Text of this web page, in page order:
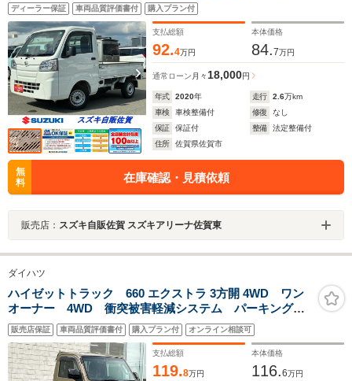
ディーラー保証 車両品質評価書付 購入プラン付
支払総額
92.4万円
本体価格
84.7万円
通常ローン 月々18,000円
年式 2020年 走行 2.6万km
車検
車検整備付 修復
なし
保証
保証付 整備
法定整備付
住所
佐賀県佐賀市
無
料
在庫確認・見積依頼
販売店： スズキ自販佐賀 スズキアリーナ佐賀東
ダイハツ
ハイゼットトラック 660 エクストラ 3方開 4WD ワン
オーナー 4WD 衝突被害軽減システム パーキングア
シスト リアデフロック 荷台作業灯スイッチ プッ
シュスタート スペアキー1本 LEDヘッドライト オー
トライト Wエアバック
販売店保証 車両品質評価書付 購入プラン付 オンライン相談可
支払総額
119.8万円
本体価格
116.6万円